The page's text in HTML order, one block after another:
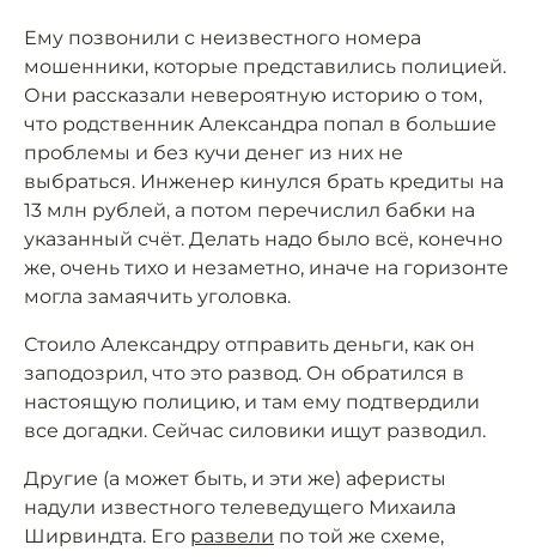
Ему позвонили с неизвестного номера
мошенники, которые представились полицией.
Они рассказали невероятную историю о том,
что родственник Александра попал в большие
проблемы и без кучи денег из них не
выбраться. Инженер кинулся брать кредиты на
13 млн рублей, а потом перечислил бабки на
указанный счёт. Делать надо было всё, конечно
же, очень тихо и незаметно, иначе на горизонте
могла замаячить уголовка.
Стоило Александру отправить деньги, как он
заподозрил, что это развод. Он обратился в
настоящую полицию, и там ему подтвердили
все догадки. Сейчас силовики ищут разводил.
Другие (а может быть, и эти же) аферисты
надули известного телеведущего Михаила
Ширвиндта. Его развели по той же схеме,